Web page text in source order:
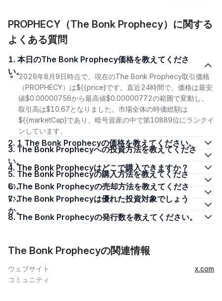
PROPHECY（The Bonk Prophecy）に関する
よくある質問
1. 本日のThe Bonk Prophecy価格を教えてくださ
い。
2026年8月9日時点で、現在のThe Bonk Prophecy取引価格
（PROPHECY）は${{price}です。直近24時間で、価格は最安
値$0.00000756から最高値$0.00000772の範囲で変動し、
取引高は$10.67となりました。市場全体の時価総額は
${{marketCap}であり、暗号資産の中で第10889位にランクイ
ンしています。
2. 1 The Bonk Prophecyの価格を教えてください。
3. The Bonk Prophecyへの投資方法を教えてくださ
い。
4. The Bonk Prophecyはどこで購入できますか？
5. The Bonk Prophecyの購入方法を教えてくださ
い。
6. The Bonk Prophecyの売却方法を教えてくださ
い。
7. The Bonk Prophecyは優れた投資対象でしょう
か。
8. The Bonk Prophecyの発行数を教えてください。
The Bonk Prophecyの関連情報
ウェブサイト
x.com
コミュニティ